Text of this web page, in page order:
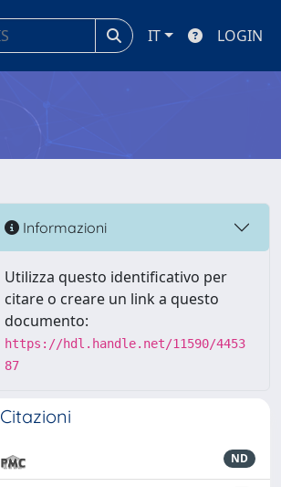
IT LOGIN
Informazioni
Utilizza questo identificativo per
citare o creare un link a questo
documento:
https://hdl.handle.net/11590/4453
87
Citazioni
ND